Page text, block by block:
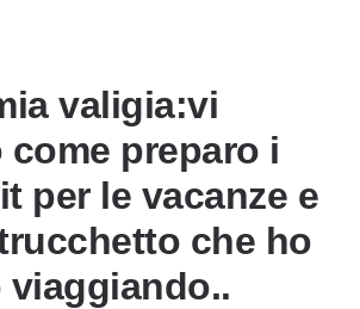
valigia:vi
preparo i
per le vacanze e
che ho
viaggiando..